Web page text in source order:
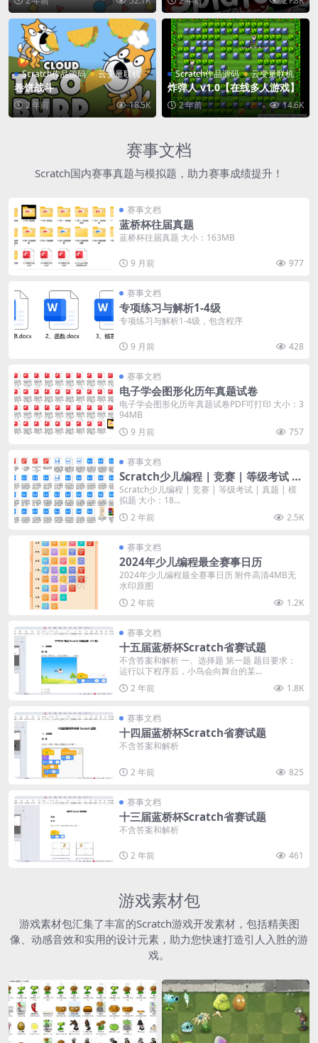
Scratch作品源码 云变量联机
卷饼战斗
2 年前 18.5K
Scratch作品源码 云变量联机
炸弹人 v1.0【在线多人游戏】
2 年前 14.6K
赛事文档
Scratch国内赛事真题与模拟题，助力赛事成绩提升！
赛事文档
蓝桥杯往届真题
蓝桥杯往届真题 大小：163MB
9 月前 977
赛事文档
专项练习与解析1-4级
专项练习与解析1-4级，包含程序
9 月前 428
赛事文档
电子学会图形化历年真题试卷
电子学会图形化历年真题试卷PDF可打印 大小：3
94MB
9 月前
757
赛事文档
Scratch少儿编程 | 竞赛 | 等级考试 |
真题 | 模拟题
Scratch少儿编程 | 竞赛 | 等级考试 | 真题 | 模
拟题 大小：18...
2 年前
2.5K
赛事文档
2024年少儿编程最全赛事日历
2024年少儿编程最全赛事日历 附件高清4MB无
水印原图
2 年前
1.2K
赛事文档
十五届蓝桥杯Scratch省赛试题
不含答案和解析 一、选择题 第一题 题目要求：
运行以下程序后，小鸟会向舞台的某...
2 年前
1.8K
赛事文档
十四届蓝桥杯Scratch省赛试题
不含答案和解析
2 年前 825
赛事文档
十三届蓝桥杯Scratch省赛试题
不含答案和解析
2 年前 461
游戏素材包
游戏素材包汇集了丰富的Scratch游戏开发素材，包括精美图
像、动感音效和实用的设计元素，助力您快速打造引人入胜的游
戏。